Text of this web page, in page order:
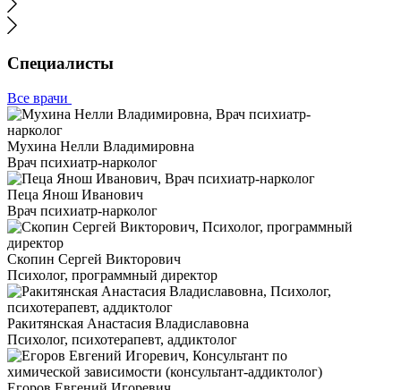
Специалисты
Все врачи
Мухина Нелли Владимировна
Врач психиатр-нарколог
Пеца Янош Иванович
Врач психиатр-нарколог
Скопин Сергей Викторович
Психолог, программный директор
Ракитянская Анастасия Владиславовна
Психолог, психотерапевт, аддиктолог